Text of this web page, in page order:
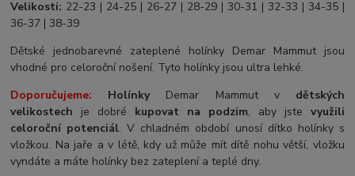
Velikosti: 22-23 | 24-25 | 26-27 | 28-29 | 30-31 | 32-33 | 34-35 |
36-37 | 38-39
Dětské jednobarevné zateplené holínky Demar Mammut jsou
vhodné pro celoroční nošení. Tyto holínky jsou ultra lehké.
Doporučujeme:
HolínkyDemar Mammut v dětských
velikostech je dobré kupovat na podzim, aby jste využili
celoroční potenciál. V chladném období unosí dítko holínky s
vložkou. Na jaře a v létě, kdy už může mít dítě nohu větší, vložku
vyndáte a máte holínky bez zateplení a teplé dny.